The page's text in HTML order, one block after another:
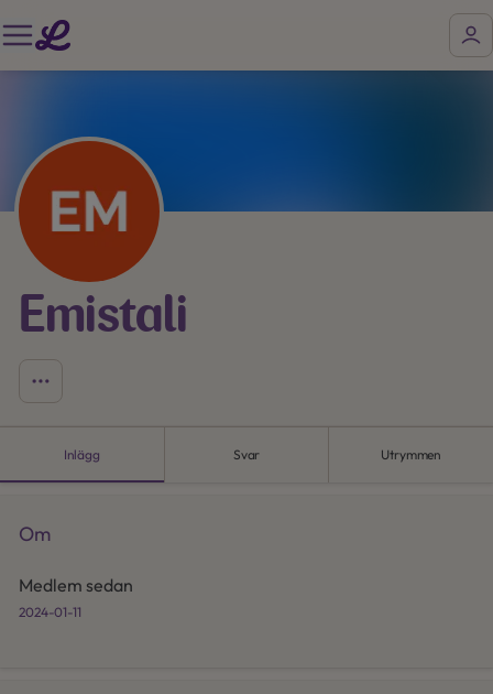
Emistali
Inlägg Svar Utrymmen
Om
Medlem sedan
2024-01-11